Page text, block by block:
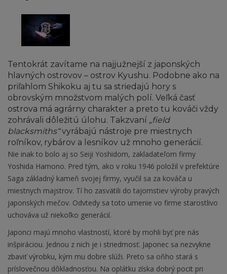
Tentokrát zavítame na najjužnejší z japonských
hlavných ostrovov – ostrov Kyushu. Podobne ako na
priľahlom Shikoku aj tu sa striedajú hory s
obrovským množstvom malých polí. Veľká časť
ostrova má agrárny charakter a preto tu kováči vždy
zohrávali dôležitú úlohu. Takzvaní „field
blacksmiths“vyrábajú nástroje pre miestnych
roľníkov, rybárov a lesníkov už mnoho generácií.
Nie inak to bolo aj so Seiji Yoshidom, zakladateľom firmy
Yoshida Hamono. Pred tým, ako v roku 1946 položil v prefektúre
Saga základný kameň svojej firmy, vyučil sa za kováča u
miestnych majstrov. Tí ho zasvätili do tajomstiev výroby pravých
japonských mečov. Odvtedy sa toto umenie vo firme starostlivo
uchováva už niekoľko generácií.
Japonci majú mnoho vlastností, ktoré by mohli byť pre nás
inšpiráciou. Jednou z nich je i striedmosť. Japonec sa nezvykne
zbaviť výrobku, kým mu dobre slúži. Preto sa oňho stará s
príslovečnou dôkladnosťou. Na oplátku získa dobrý pocit pri